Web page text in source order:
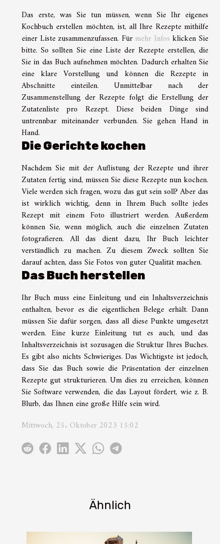
Ähnlich
Das erste, was Sie tun müssen, wenn Sie Ihr eigenes
Kochbuch erstellen möchten, ist, all Ihre Rezepte mithilfe
einer Liste zusammenzufassen. Für mehr Infos klicken Sie
bitte. So sollten Sie eine Liste der Rezepte erstellen, die
Sie in das Buch aufnehmen möchten. Dadurch erhalten Sie
eine klare Vorstellung und können die Rezepte in
Abschnitte einteilen. Unmittelbar nach der
Zusammenstellung der Rezepte folgt die Erstellung der
Zutatenliste pro Rezept. Diese beiden Dinge sind
untrennbar miteinander verbunden. Sie gehen Hand in
Hand.
Die Gerichte kochen
Nachdem Sie mit der Auflistung der Rezepte und ihrer
Zutaten fertig sind, müssen Sie diese Rezepte nun kochen.
Viele werden sich fragen, wozu das gut sein soll? Aber das
ist wirklich wichtig, denn in Ihrem Buch sollte jedes
Rezept mit einem Foto illustriert werden. Außerdem
können Sie, wenn möglich, auch die einzelnen Zutaten
fotografieren. All das dient dazu, Ihr Buch leichter
verständlich zu machen. Zu diesem Zweck sollten Sie
darauf achten, dass Sie Fotos von guter Qualität machen.
Das Buch herstellen
Ihr Buch muss eine Einleitung und ein Inhaltsverzeichnis
enthalten, bevor es die eigentlichen Belege erhält. Dann
müssen Sie dafür sorgen, dass all diese Punkte umgesetzt
werden. Eine kurze Einleitung tut es auch, und das
Inhaltsverzeichnis ist sozusagen die Struktur Ihres Buches.
Es gibt also nichts Schwieriges. Das Wichtigste ist jedoch,
dass Sie das Buch sowie die Präsentation der einzelnen
Rezepte gut strukturieren. Um dies zu erreichen, können
Sie Software verwenden, die das Layout fördert, wie z. B.
Blurb, das Ihnen eine große Hilfe sein wird.
Mittwoch, 25. Oktober 2023 15:02